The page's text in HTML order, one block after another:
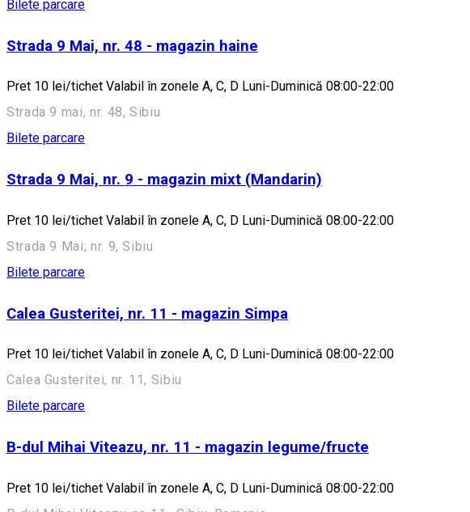
Bilete parcare
Strada 9 Mai, nr. 48 - magazin haine
Pret 10 lei/tichet Valabil în zonele A, C, D Luni-Duminică 08:00-22:00
Strada 9 mai, nr. 48, Sibiu
Bilete parcare
Strada 9 Mai, nr. 9 - magazin mixt (Mandarin)
Pret 10 lei/tichet Valabil în zonele A, C, D Luni-Duminică 08:00-22:00
Strada 9 Mai; nr. 9, Sibiu
Bilete parcare
Calea Gusteritei, nr. 11 - magazin Simpa
Pret 10 lei/tichet Valabil în zonele A, C, D Luni-Duminică 08:00-22:00
Calea Gusteritei, nr. 11, Sibiu
Bilete parcare
B-dul Mihai Viteazu, nr. 11 - magazin legume/fructe
Pret 10 lei/tichet Valabil în zonele A, C, D Luni-Duminică 08:00-22:00